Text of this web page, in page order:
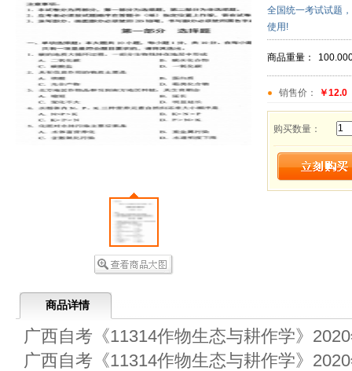
全国统一考试试题
使用!
商品重量：
销售价： ￥12.0
购买数量：
商品详情
广西自考《11314作物生态与耕作学》
广西自考《11314作物生态与耕作学》